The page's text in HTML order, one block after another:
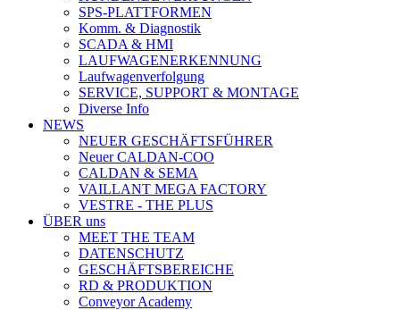
SPS-PLATTFORMEN
Komm. & Diagnostik
SCADA & HMI
LAUFWAGENERKENNUNG
Laufwagenverfolgung
SERVICE, SUPPORT & MONTAGE
Diverse Info
NEWS
NEUER GESCHÄFTSFÜHRER
Neuer CALDAN-COO
CALDAN & SEMA
VAILLANT MEGA FACTORY
VESTRE - THE PLUS
ÜBER uns
MEET THE TEAM
DATENSCHUTZ
GESCHÄFTSBEREICHE
RD & PRODUKTION
Conveyor Academy